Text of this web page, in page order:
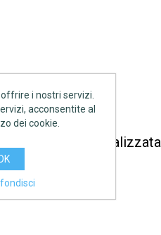
automatico
centralizzata
offrire i nostri servizi.
acconsentite al
dei cookie.